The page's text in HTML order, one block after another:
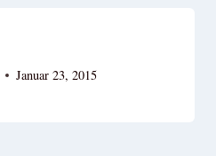
Januar 23, 2015